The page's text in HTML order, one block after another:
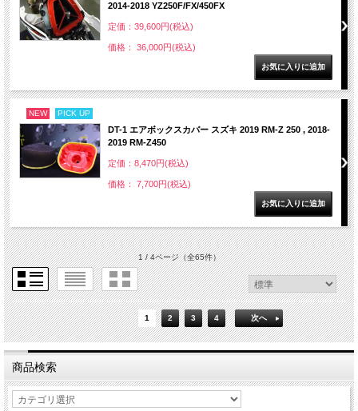
2014-2018 YZ250F/FX/450FX
定価：39,600円(税込)
価格： 36,000円(税込)
NEW PICK UP
DT-1 エアボックスカバー スズキ 2019 RM-Z 250 , 2018-
2019 RM-Z450
定価：8,470円(税込)
価格： 7,700円(税込)
1 / 4ページ（全65件）
1 2 3 4 次へ
商品検索